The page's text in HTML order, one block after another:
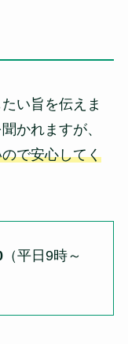
い旨を伝えま
かれますが、
で安心してく
（平日9時～